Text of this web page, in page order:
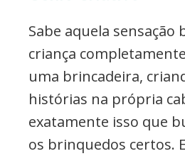
Sabe aquela sensação
criança
uma brincadeira,
histórias na própria
exatamente isso que
os brinquedos certos.